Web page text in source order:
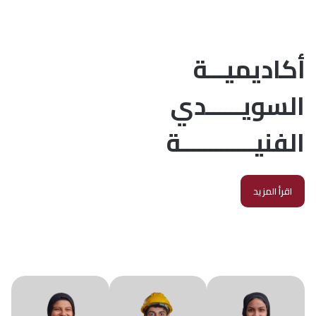
أكاديميـــة
السويــــــدي
الفنيـــــــــــــة
اقرأ المزيد